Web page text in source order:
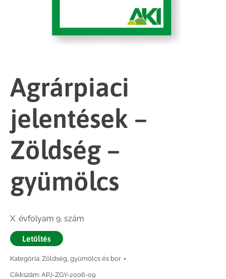
Agrárpiaci
jelentések –
Zöldség –
gyümölcs
X. évfolyam 9. szám
Letöltés
Kategória: Zöldség, gyümölcs és bor
Cikkszám: APJ-ZGY-2006-09